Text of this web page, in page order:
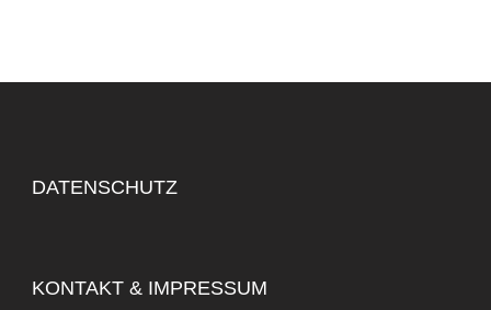
DATENSCHUTZ
KONTAKT & IMPRESSUM